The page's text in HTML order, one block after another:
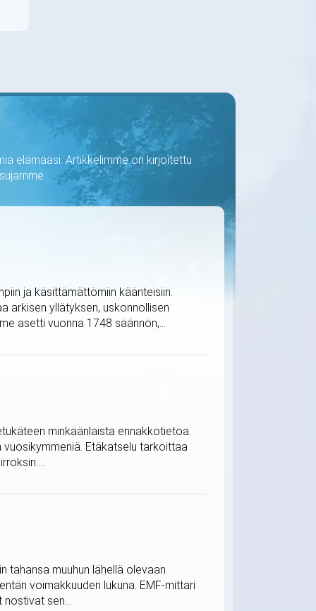
elämääsi. Artikkelimme on kirjoitettu
ja käsittämättömiin käänteisiin.
arkisen yllätyksen, uskonnollisen
asetti vuonna 1748 säännön,...
minkäänlaista ennakkotietoa.
Etäkatselu tarkoittaa
tahansa muuhun lähellä olevaan
voimakkuuden lukuna. EMF-mittari
sen...